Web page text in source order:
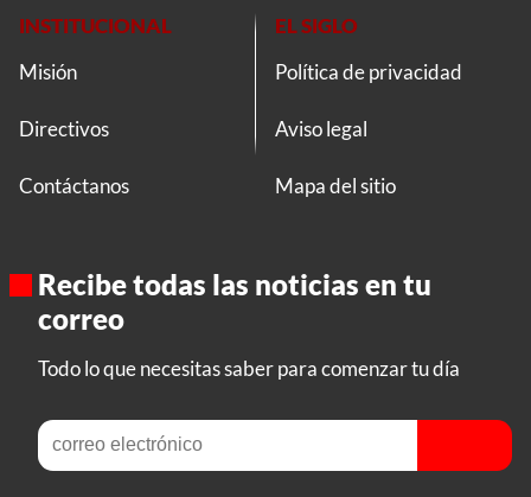
INSTITUCIONAL
Misión
Directivos
Contáctanos
EL SIGLO
Política de privacidad
Aviso legal
Mapa del sitio
Recibe todas las noticias en tu
correo
Todo lo que necesitas saber para comenzar tu día